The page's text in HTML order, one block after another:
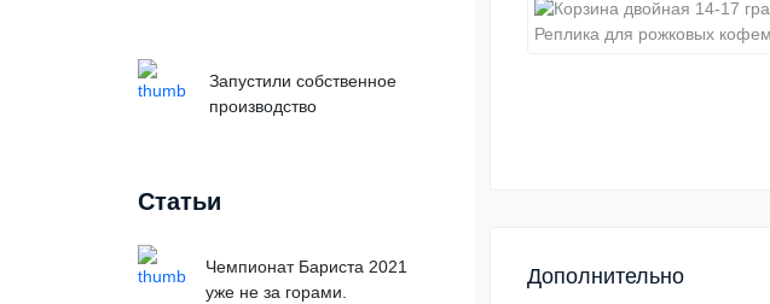
Запустили собственное
производство
Статьи
Чемпионат Бариста 2021
уже не за горами.
Дополнительно